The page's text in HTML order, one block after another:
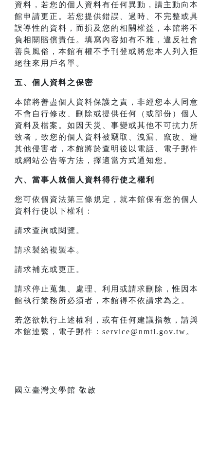
資料，若您的個人資料有任何異動，請主動向本
館申請更正。若您提供錯誤、過時、不完整或具
誤導性的資料，而損及您的相關權益，本館將不
負相關賠償責任。填寫內容如有不雅，違反社會
善良風俗，本館有權不予刊登或將您本人列入拒
絕往來用戶名單。
五、個人資料之保密
本館將善盡個人資料保護之責，非經您本人同意
不會自行修改、刪除或提供任何（或部份）個人
資料及檔案。如因天災、事變或其他不可抗力所
致者，致您的個人資料被竊取、洩漏、竄改、遭
其他侵害者，本館將於查明後以電話、電子郵件
或網站公告等方法，擇適當方式通知您。
六、當事人就個人資料得行使之權利
您可依個資法第三條規定，就本館保有您的個人
資料行使以下權利：
請求查詢或閱覽。
請求製給複製本。
請求補充或更正。
請求停止蒐集、處理、利用或請求刪除，惟因本
館執行業務所必須者，本館得不依請求為之。
若您欲執行上述權利，或有任何建議指教，請與
本館連繫，電子郵件：service@nmtl.gov.tw。
國立臺灣文學館 敬啟